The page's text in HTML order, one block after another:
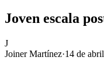
Joven escala
J
Joiner Martínez·14 de